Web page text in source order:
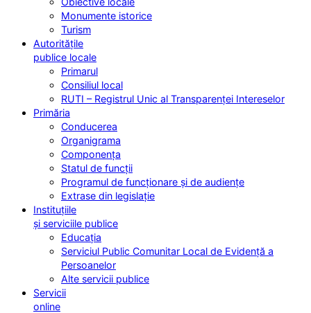
Monumente istorice
Turism
Autoritățile
publice locale
Primarul
Consiliul local
RUTI – Registrul Unic al Transparenței Intereselor
Primăria
Conducerea
Organigrama
Componența
Statul de funcții
Programul de funcționare și de audiențe
Extrase din legislație
Instituțiile
și serviciile publice
Educația
Serviciul Public Comunitar Local de Evidență a
Persoanelor
Alte servicii publice
Servicii
online